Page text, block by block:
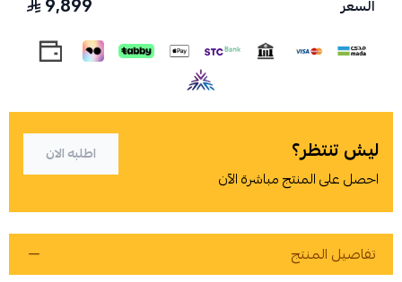
السعر
ليش تنتظر؟
احصل على المنتج مباشرة الآن
اطلبه الان
تفاصيل المنتج